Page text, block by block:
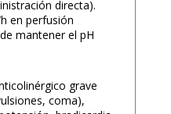
directa).
en perfusión
mantener el pH
grave
coma),